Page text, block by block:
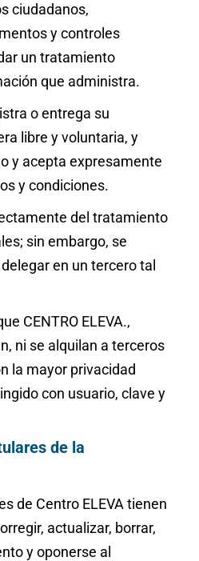
ciudadanos,
y controles
un tratamiento
que administra.
o entrega su
libre y voluntaria, y
y acepta expresamente
y condiciones.
del tratamiento
sin embargo, se
en un tercero tal
CENTRO ELEVA.,
ni se alquilan a terceros
la mayor privacidad
con usuario, clave y
de la
de Centro ELEVA tienen
actualizar, borrar,
y oponerse al